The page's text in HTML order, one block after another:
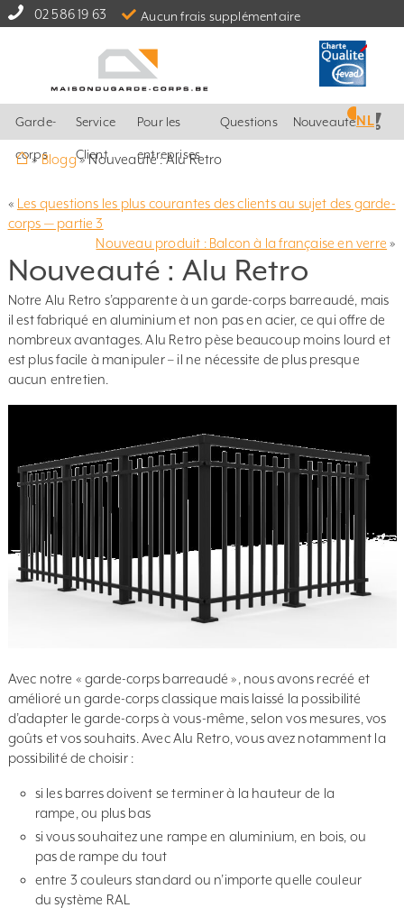
02 586 19 63 Aucun frais supplémentaire
Garde-
corps
Service
Client
Pour les
entreprises
Questions NouveautésNL
⌂»Blogg»Nouveauté : Alu Retro
« Les questions les plus courantes des clients au sujet des garde-
corps — partie 3
Nouveau produit : Balcon à la française en verre »
Nouveauté : Alu Retro
Notre Alu Retro s’apparente à un garde-corps barreaudé, mais
il est fabriqué en aluminium et non pas en acier, ce qui offre de
nombreux avantages. Alu Retro pèse beaucoup moins lourd et
est plus facile à manipuler – il ne nécessite de plus presque
aucun entretien.
Avec notre « garde-corps barreaudé », nous avons recréé et
amélioré un garde-corps classique mais laissé la possibilité
d’adapter le garde-corps à vous-même, selon vos mesures, vos
goûts et vos souhaits. Avec Alu Retro, vous avez notamment la
possibilité de choisir :
si les barres doivent se terminer à la hauteur de la
rampe, ou plus bas
si vous souhaitez une rampe en aluminium, en bois, ou
pas de rampe du tout
entre 3 couleurs standard ou n’importe quelle couleur
du système RAL